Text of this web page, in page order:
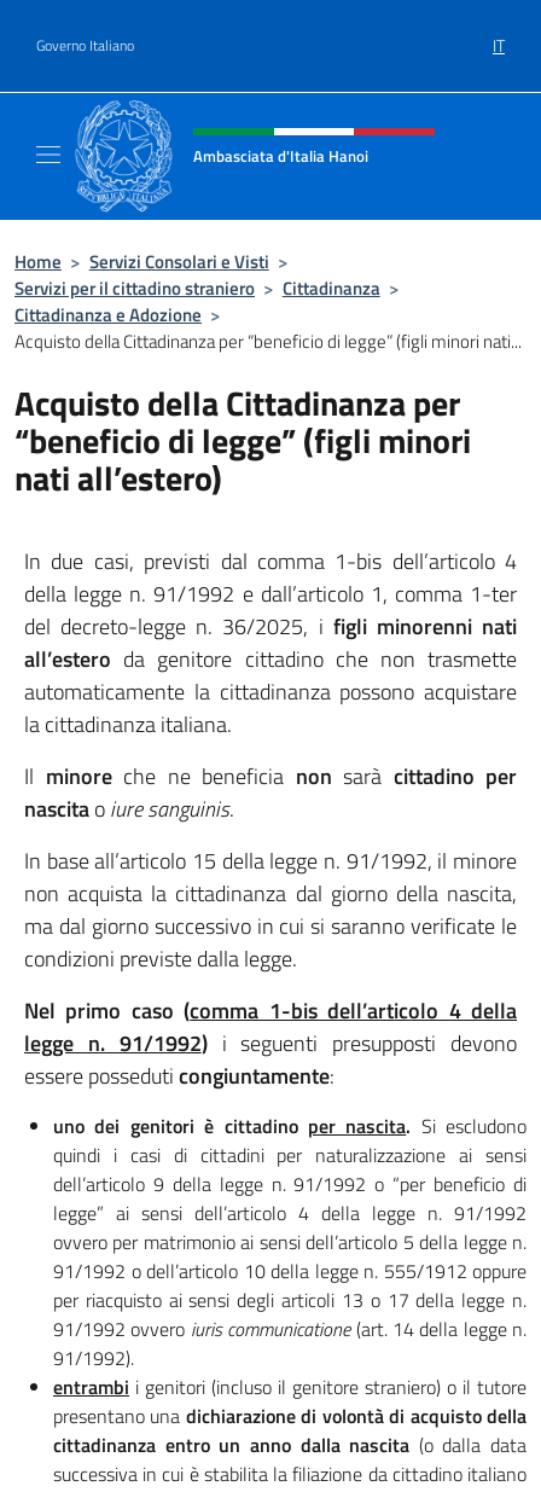
Governo Italiano IT
Intestazione sito, social e menù
Ambasciata d'Italia Hanoi
Home > Servizi Consolari e Visti >
Servizi per il cittadino straniero > Cittadinanza >
Cittadinanza e Adozione >
Acquisto della Cittadinanza per “beneficio di legge” (figli minori nati...
Acquisto della Cittadinanza per
“beneficio di legge” (figli minori
nati all’estero)
In due casi, previsti dal comma 1-bis dell’articolo 4
della legge n. 91/1992 e dall’articolo 1, comma 1-ter
del decreto-legge n. 36/2025, i figli minorenni nati
all’estero da genitore cittadino che non trasmette
automaticamente la cittadinanza possono acquistare
la cittadinanza italiana.
Il minoreche ne beneficia non sarà cittadino per
nascitaoiure sanguinis.
In base all’articolo 15 della legge n. 91/1992, il minore
non acquista la cittadinanza dal giorno della nascita,
ma dal giorno successivo in cui si saranno verificate le
condizioni previste dalla legge.
Nel primo caso (comma 1-bis dell’articolo 4 della
legge n. 91/1992) i seguenti presupposti devono
essere posseduticongiuntamente:
uno dei genitori è cittadino per nascita. Si escludono
quindi i casi di cittadini per naturalizzazione ai sensi
dell’articolo 9 della legge n. 91/1992 o “per beneficio di
legge” ai sensi dell’articolo 4 della legge n. 91/1992
ovvero per matrimonio ai sensi dell’articolo 5 della legge n.
91/1992 o dell’articolo 10 della legge n. 555/1912 oppure
per riacquisto ai sensi degli articoli 13 o 17 della legge n.
91/1992 ovvero iuris communicatione(art. 14 della legge n.
91/1992).
entrambi i genitori (incluso il genitore straniero) o il tutore
presentano una dichiarazione di volontà di acquisto della
cittadinanza entro un anno dalla nascita (o dalla data
successiva in cui è stabilita la filiazione da cittadino italiano